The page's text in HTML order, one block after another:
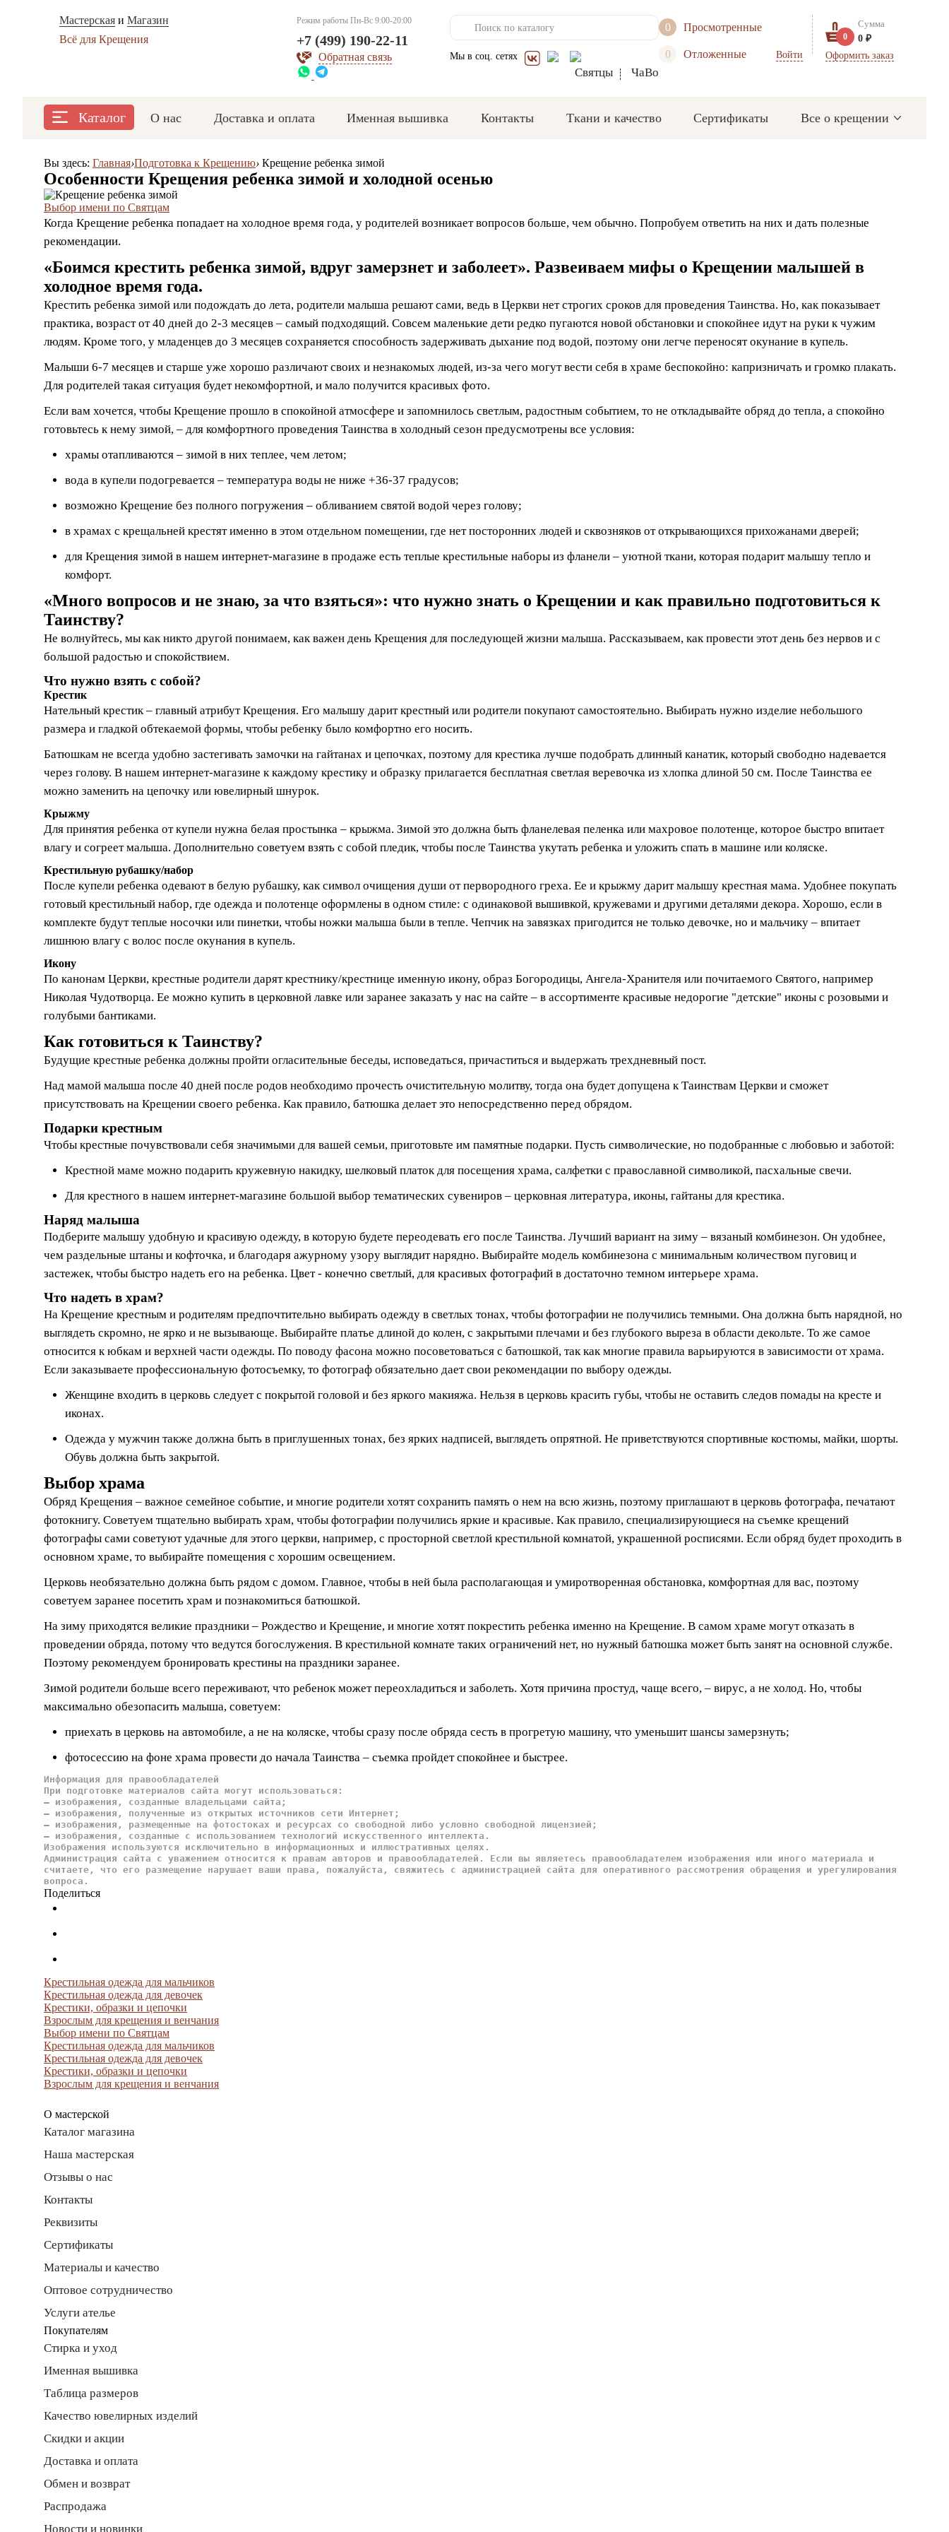
Мастерская и Магазин
Всё для Крещения
Режим работы Пн-Вс 9:00-20:00
+7 (499) 190-22-11
Обратная связь Мы в соц. сетях
Святцы ЧаВо
0 Просмотренные
0 Отложенные Войти
0
Сумма
0 ₽
Оформить заказ
Каталог О нас Доставка и оплата Именная вышивка Контакты Ткани и качество Сертификаты Все о крещении
Вы здесь: Главная›Подготовка к Крещению› Крещение ребенка зимой
Особенности Крещения ребенка зимой и холодной осенью
Выбор имени по Святцам
Когда Крещение ребенка попадает на холодное время года, у родителей возникает вопросов больше, чем обычно. Попробуем ответить на них и дать полезные
рекомендации.
«Боимся крестить ребенка зимой, вдруг замерзнет и заболеет». Развеиваем мифы о Крещении малышей в
холодное время года.
Крестить ребенка зимой или подождать до лета, родители малыша решают сами, ведь в Церкви нет строгих сроков для проведения Таинства. Но, как показывает
практика, возраст от 40 дней до 2-3 месяцев – самый подходящий. Совсем маленькие дети редко пугаются новой обстановки и спокойнее идут на руки к чужим
людям. Кроме того, у младенцев до 3 месяцев сохраняется способность задерживать дыхание под водой, поэтому они легче переносят окунание в купель.
Малыши 6-7 месяцев и старше уже хорошо различают своих и незнакомых людей, из-за чего могут вести себя в храме беспокойно: капризничать и громко плакать.
Для родителей такая ситуация будет некомфортной, и мало получится красивых фото.
Если вам хочется, чтобы Крещение прошло в спокойной атмосфере и запомнилось светлым, радостным событием, то не откладывайте обряд до тепла, а спокойно
готовьтесь к нему зимой, – для комфортного проведения Таинства в холодный сезон предусмотрены все условия:
храмы отапливаются – зимой в них теплее, чем летом;
вода в купели подогревается – температура воды не ниже +36-37 градусов;
возможно Крещение без полного погружения – обливанием святой водой через голову;
в храмах с крещальней крестят именно в этом отдельном помещении, где нет посторонних людей и сквозняков от открывающихся прихожанами дверей;
для Крещения зимой в нашем интернет-магазине в продаже есть теплые крестильные наборы из фланели – уютной ткани, которая подарит малышу тепло и
комфорт.
«Много вопросов и не знаю, за что взяться»: что нужно знать о Крещении и как правильно подготовиться к
Таинству?
Не волнуйтесь, мы как никто другой понимаем, как важен день Крещения для последующей жизни малыша. Рассказываем, как провести этот день без нервов и с
большой радостью и спокойствием.
Что нужно взять с собой?
Крестик
Нательный крестик – главный атрибут Крещения. Его малышу дарит крестный или родители покупают самостоятельно. Выбирать нужно изделие небольшого
размера и гладкой обтекаемой формы, чтобы ребенку было комфортно его носить.
Батюшкам не всегда удобно застегивать замочки на гайтанах и цепочках, поэтому для крестика лучше подобрать длинный канатик, который свободно надевается
через голову. В нашем интернет-магазине к каждому крестику и образку прилагается бесплатная светлая веревочка из хлопка длиной 50 см. После Таинства ее
можно заменить на цепочку или ювелирный шнурок.
Крыжму
Для принятия ребенка от купели нужна белая простынка – крыжма. Зимой это должна быть фланелевая пеленка или махровое полотенце, которое быстро впитает
влагу и согреет малыша. Дополнительно советуем взять с собой пледик, чтобы после Таинства укутать ребенка и уложить спать в машине или коляске.
Крестильную рубашку/набор
После купели ребенка одевают в белую рубашку, как символ очищения души от первородного греха. Ее и крыжму дарит малышу крестная мама. Удобнее покупать
готовый крестильный набор, где одежда и полотенце оформлены в одном стиле: с одинаковой вышивкой, кружевами и другими деталями декора. Хорошо, если в
комплекте будут теплые носочки или пинетки, чтобы ножки малыша были в тепле. Чепчик на завязках пригодится не только девочке, но и мальчику – впитает
лишнюю влагу с волос после окунания в купель.
Икону
По канонам Церкви, крестные родители дарят крестнику/крестнице именную икону, образ Богородицы, Ангела-Хранителя или почитаемого Святого, например
Николая Чудотворца. Ее можно купить в церковной лавке или заранее заказать у нас на сайте – в ассортименте красивые недорогие "детские" иконы с розовыми и
голубыми бантиками.
Как готовиться к Таинству?
Будущие крестные ребенка должны пройти огласительные беседы, исповедаться, причаститься и выдержать трехдневный пост.
Над мамой малыша после 40 дней после родов необходимо прочесть очистительную молитву, тогда она будет допущена к Таинствам Церкви и сможет
присутствовать на Крещении своего ребенка. Как правило, батюшка делает это непосредственно перед обрядом.
Подарки крестным
Чтобы крестные почувствовали себя значимыми для вашей семьи, приготовьте им памятные подарки. Пусть символические, но подобранные с любовью и заботой:
Крестной маме можно подарить кружевную накидку, шелковый платок для посещения храма, салфетки с православной символикой, пасхальные свечи.
Для крестного в нашем интернет-магазине большой выбор тематических сувениров – церковная литература, иконы, гайтаны для крестика.
Наряд малыша
Подберите малышу удобную и красивую одежду, в которую будете переодевать его после Таинства. Лучший вариант на зиму – вязаный комбинезон. Он удобнее,
чем раздельные штаны и кофточка, и благодаря ажурному узору выглядит нарядно. Выбирайте модель комбинезона с минимальным количеством пуговиц и
застежек, чтобы быстро надеть его на ребенка. Цвет - конечно светлый, для красивых фотографий в достаточно темном интерьере храма.
Что надеть в храм?
На Крещение крестным и родителям предпочтительно выбирать одежду в светлых тонах, чтобы фотографии не получились темными. Она должна быть нарядной, но
выглядеть скромно, не ярко и не вызывающе. Выбирайте платье длиной до колен, с закрытыми плечами и без глубокого выреза в области декольте. То же самое
относится к юбкам и верхней части одежды. По поводу фасона можно посоветоваться с батюшкой, так как многие правила варьируются в зависимости от храма.
Если заказываете профессиональную фотосъемку, то фотограф обязательно дает свои рекомендации по выбору одежды.
Женщине входить в церковь следует с покрытой головой и без яркого макияжа. Нельзя в церковь красить губы, чтобы не оставить следов помады на кресте и
иконах.
Одежда у мужчин также должна быть в приглушенных тонах, без ярких надписей, выглядеть опрятной. Не приветствуются спортивные костюмы, майки, шорты.
Обувь должна быть закрытой.
Выбор храма
Обряд Крещения – важное семейное событие, и многие родители хотят сохранить память о нем на всю жизнь, поэтому приглашают в церковь фотографа, печатают
фотокнигу. Советуем тщательно выбирать храм, чтобы фотографии получились яркие и красивые. Как правило, специализирующиеся на съемке крещений
фотографы сами советуют удачные для этого церкви, например, с просторной светлой крестильной комнатой, украшенной росписями. Если обряд будет проходить в
основном храме, то выбирайте помещения с хорошим освещением.
Церковь необязательно должна быть рядом с домом. Главное, чтобы в ней была располагающая и умиротворенная обстановка, комфортная для вас, поэтому
советуем заранее посетить храм и познакомиться батюшкой.
На зиму приходятся великие праздники – Рождество и Крещение, и многие хотят покрестить ребенка именно на Крещение. В самом храме могут отказать в
проведении обряда, потому что ведутся богослужения. В крестильной комнате таких ограничений нет, но нужный батюшка может быть занят на основной службе.
Поэтому рекомендуем бронировать крестины на праздники заранее.
Зимой родители больше всего переживают, что ребенок может переохладиться и заболеть. Хотя причина простуд, чаще всего, – вирус, а не холод. Но, чтобы
максимально обезопасить малыша, советуем:
приехать в церковь на автомобиле, а не на коляске, чтобы сразу после обряда сесть в прогретую машину, что уменьшит шансы замерзнуть;
фотосессию на фоне храма провести до начала Таинства – съемка пройдет спокойнее и быстрее.
Информация для правообладателей
При подготовке материалов сайта могут использоваться:
— изображения, созданные владельцами сайта;
— изображения, полученные из открытых источников сети Интернет;
— изображения, размещенные на фотостоках и ресурсах со свободной либо условно свободной лицензией;
— изображения, созданные с использованием технологий искусственного интеллекта.
Изображения используются исключительно в информационных и иллюстративных целях.
Администрация сайта с уважением относится к правам авторов и правообладателей. Если вы являетесь правообладателем изображения или иного материала и
считаете, что его размещение нарушает ваши права, пожалуйста, свяжитесь с администрацией сайта для оперативного рассмотрения обращения и урегулирования
вопроса.
Поделиться
Крестильная одежда для мальчиков
Крестильная одежда для девочек
Крестики, образки и цепочки
Взрослым для крещения и венчания
Выбор имени по Святцам
Крестильная одежда для мальчиков
Крестильная одежда для девочек
Крестики, образки и цепочки
Взрослым для крещения и венчания
О мастерской
Каталог магазина
Наша мастерская
Отзывы о нас
Контакты
Реквизиты
Сертификаты
Материалы и качество
Оптовое сотрудничество
Услуги ателье
Покупателям
Стирка и уход
Именная вышивка
Таблица размеров
Качество ювелирных изделий
Скидки и акции
Доставка и оплата
Обмен и возврат
Распродажа
Новости и новинки